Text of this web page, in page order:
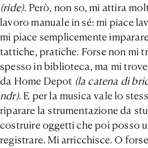
(ride). Però, non so, mi attira
lavoro manuale in sé: mi piace
mi piace semplicemente
tattiche, pratiche. Forse non mi
spesso in biblioteca, ma mi
da Home Depot (la catena di
ndr). E per la musica vale lo
riparare la strumentazione da
costruire oggetti che poi posso
registrare. Mi arricchisce. O